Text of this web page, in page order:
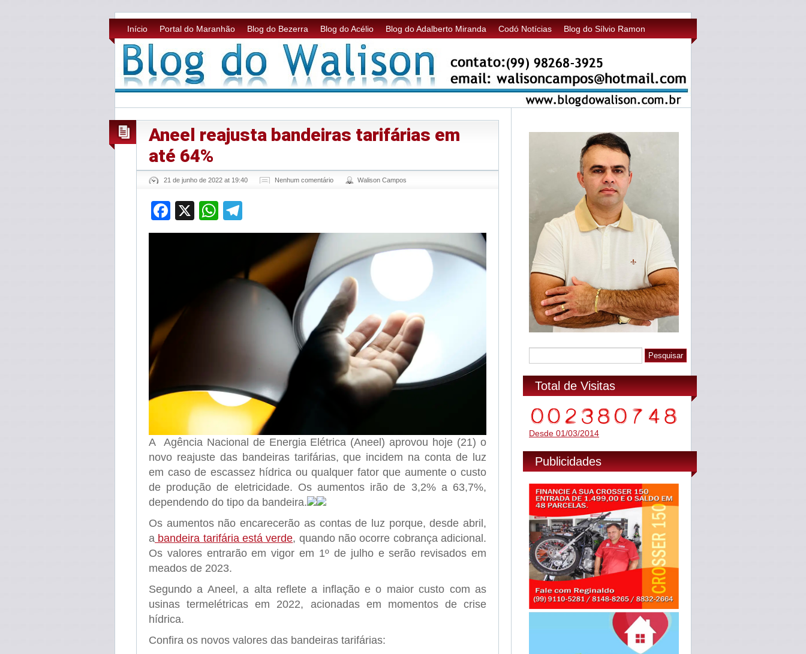
Início Portal do Maranhão Blog do Bezerra Blog do Acélio Blog do Adalberto Miranda Codó Notícias Blog do Sílvio Ramon
Aneel reajusta bandeiras tarifárias em
até 64%
21 de junho de 2022 at 19:40 Nenhum comentário Walison Campos
Facebook
X WhatsApp
A Agência Nacional de Energia Elétrica (Aneel) aprovou hoje (21) o
novo reajuste das bandeiras tarifárias, que incidem na conta de luz
em caso de escassez hídrica ou qualquer fator que aumente o custo
de produção de eletricidade. Os aumentos irão de 3,2% a 63,7%,
dependendo do tipo da bandeira.
Os aumentos não encarecerão as contas de luz porque, desde abril,
a bandeira tarifária está verde, quando não ocorre cobrança adicional.
Os valores entrarão em vigor em 1º de julho e serão revisados em
meados de 2023.
Segundo a Aneel, a alta reflete a inflação e o maior custo com as
usinas termelétricas em 2022, acionadas em momentos de crise
hídrica.
Confira os novos valores das bandeiras tarifárias:
Total de Visitas
Desde 01/03/2014
Publicidades